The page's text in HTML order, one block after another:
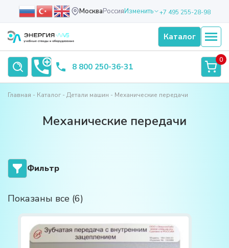
МоскваРоссияИзменить +7 495 255-28-98
Каталог
8 800 250-36-31
0
Главная Каталог Детали машин Механические передачи
Механические передачи
Фильтр
Показаны все (6)